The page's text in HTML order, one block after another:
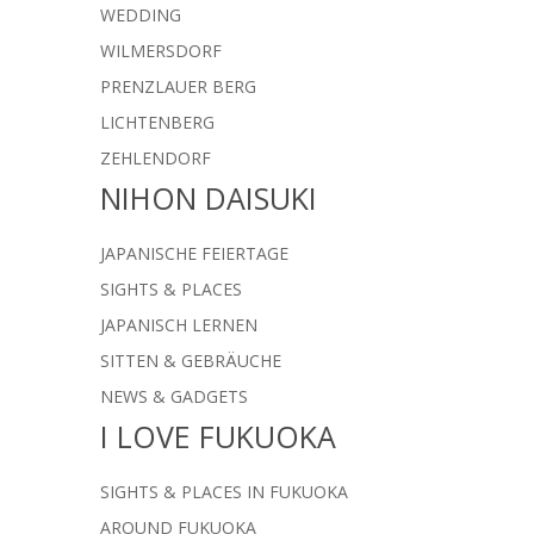
WEDDING
WILMERSDORF
PRENZLAUER BERG
LICHTENBERG
ZEHLENDORF
NIHON DAISUKI
JAPANISCHE FEIERTAGE
SIGHTS & PLACES
JAPANISCH LERNEN
SITTEN & GEBRÄUCHE
NEWS & GADGETS
I LOVE FUKUOKA
SIGHTS & PLACES IN FUKUOKA
AROUND FUKUOKA